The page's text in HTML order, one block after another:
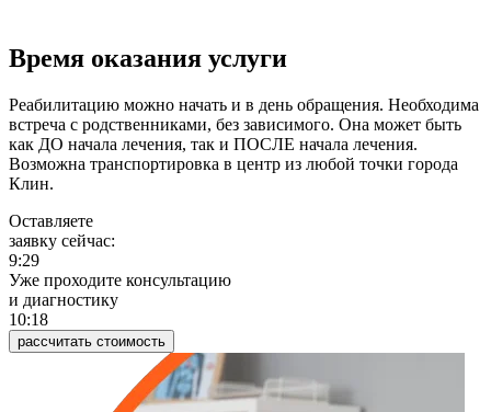
Время оказания услуги
Реабилитацию можно начать и в день обращения. Необходима
встреча с родственниками, без зависимого. Она может быть
как ДО начала лечения, так и ПОСЛЕ начала лечения.
Возможна транспортировка в центр из любой точки города
Клин.
Оставляете
заявку сейчас:
9:29
Уже проходите консультацию
и диагностику
10:18
рассчитать стоимость